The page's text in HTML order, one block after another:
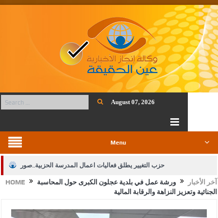
August 07, 2026
Menu
حزب التغيير يطلق فعاليات اعمال المدرسة الحزبية..صور
الجيش يفتح باب التجنيد لحملة البكالوريوس في الحقوق والقانونHOME آخر الأخبار
ورشة عمل في بلدية عجلون الكبرى حول المحاسبة
الجنائية وتعزيز النزاهة والرقابة المالية